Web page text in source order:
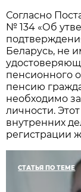
Согласно
№ 134 «Об
Беларусь, не
пенсионного
пенсию
необходимо
личности.
внутренних
регистрации
СТАТЬЯ ПО ТЕМЕ